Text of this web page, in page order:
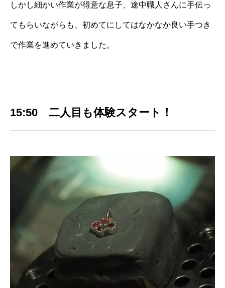
しかし細かい作業が得意な息子、途中職人さんに手伝っ
てもらいながらも、初めてにしてはなかなか良い手つき
で作業を進めていきました。
15:50 二人目も体験スタート！